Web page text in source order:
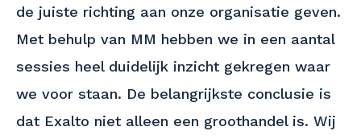
de juiste richting aan onze organisatie geven.
Met behulp van MM hebben we in een aantal
sessies heel duidelijk inzicht gekregen waar
we voor staan. De belangrijkste conclusie is
dat Exalto niet alleen een groothandel is. Wij